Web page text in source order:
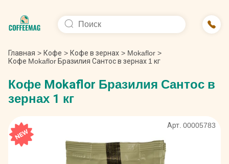
Главная > Кофе > Кофе в зернах > Mokaflor >
Кофе Mokaflor Бразилия Сантос в зернах 1 кг
Кофе Mokaflor Бразилия Сантос в
зернах 1 кг
Арт. 00005783